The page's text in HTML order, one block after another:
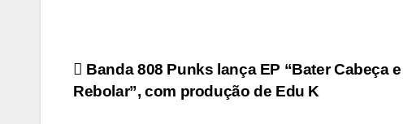
Navegação
Banda 808 Punks lança EP “Bater Cabeça e
Rebolar”, com produção de Edu K